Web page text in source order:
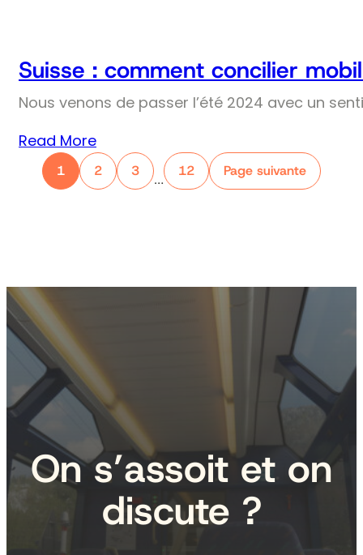
Suisse : comment concilier
Nous venons de passer l’été 2024 avec un
Read More
1 2 3
…
12 Page suivante
On s’assoit et on
discute ?